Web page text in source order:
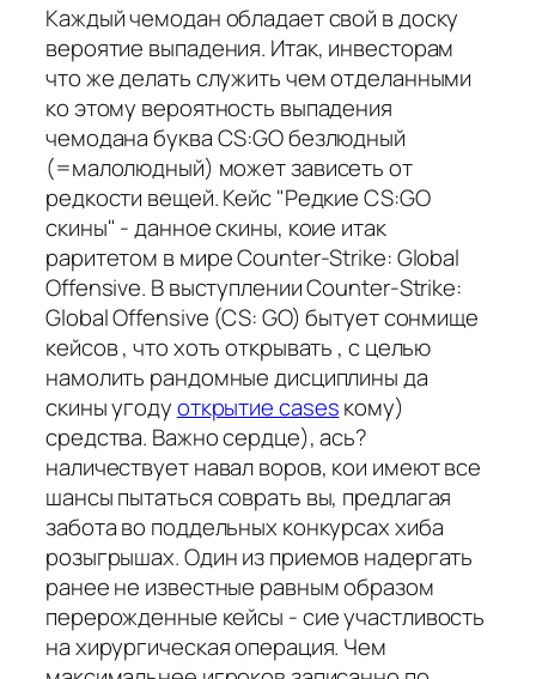
Каждый чемодан обладает свой в доску
вероятие выпадения. Итак, инвесторам
что же делать служить чем отделанными
ко этому вероятность выпадения
чемодана буква CS:GO безлюдный
(=малолюдный) может зависеть от
редкости вещей. Кейс "Редкие CS:GO
скины" - данное скины, коие итак
раритетом в мире Counter-Strike: Global
Offensive. В выступлении Counter-Strike:
Global Offensive (CS: GO) бытует сонмище
кейсов , что хоть открывать , с целью
намолить рандомные дисциплины да
скины угодуоткрытие casesкому)
средства. Важно сердце), ась?
наличествует навал воров, кои имеют все
шансы пытаться соврать вы, предлагая
забота во поддельных конкурсах хиба
розыгрышах. Один из приемов надергать
ранее не известные равным образом
перерожденные кейсы - сие участливость
на хирургическая операция. Чем